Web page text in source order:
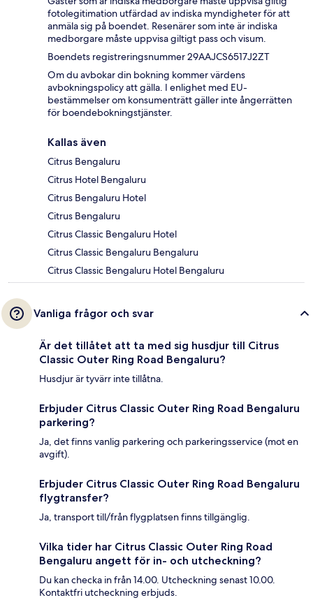
fotolegitimation utfärdad av indiska myndigheter för att
anmäla sig på boendet. Resenärer som inte är indiska
medborgare måste uppvisa giltigt pass och visum.
Boendets registreringsnummer 29AAJCS6517J2ZT
Om du avbokar din bokning kommer värdens
avbokningspolicy att gälla. I enlighet med EU-
bestämmelser om konsumenträtt gäller inte ångerrätten
för boendebokningstjänster.
Kallas även
Citrus Bengaluru
Citrus Hotel Bengaluru
Citrus Bengaluru Hotel
Citrus Bengaluru
Citrus Classic Bengaluru Hotel
Citrus Classic Bengaluru Bengaluru
Citrus Classic Bengaluru Hotel Bengaluru
Vanliga frågor och svar
Är det tillåtet att ta med sig husdjur till Citrus
Classic Outer Ring Road Bengaluru?
Husdjur är tyvärr inte tillåtna.
Erbjuder Citrus Classic Outer Ring Road Bengaluru
parkering?
Ja, det finns vanlig parkering och parkeringsservice (mot en
avgift).
Erbjuder Citrus Classic Outer Ring Road Bengaluru
flygtransfer?
Ja, transport till/från flygplatsen finns tillgänglig.
Vilka tider har Citrus Classic Outer Ring Road
Bengaluru angett för in- och utcheckning?
Du kan checka in från 14.00. Utcheckning senast 10.00.
Kontaktfri utcheckning erbjuds.